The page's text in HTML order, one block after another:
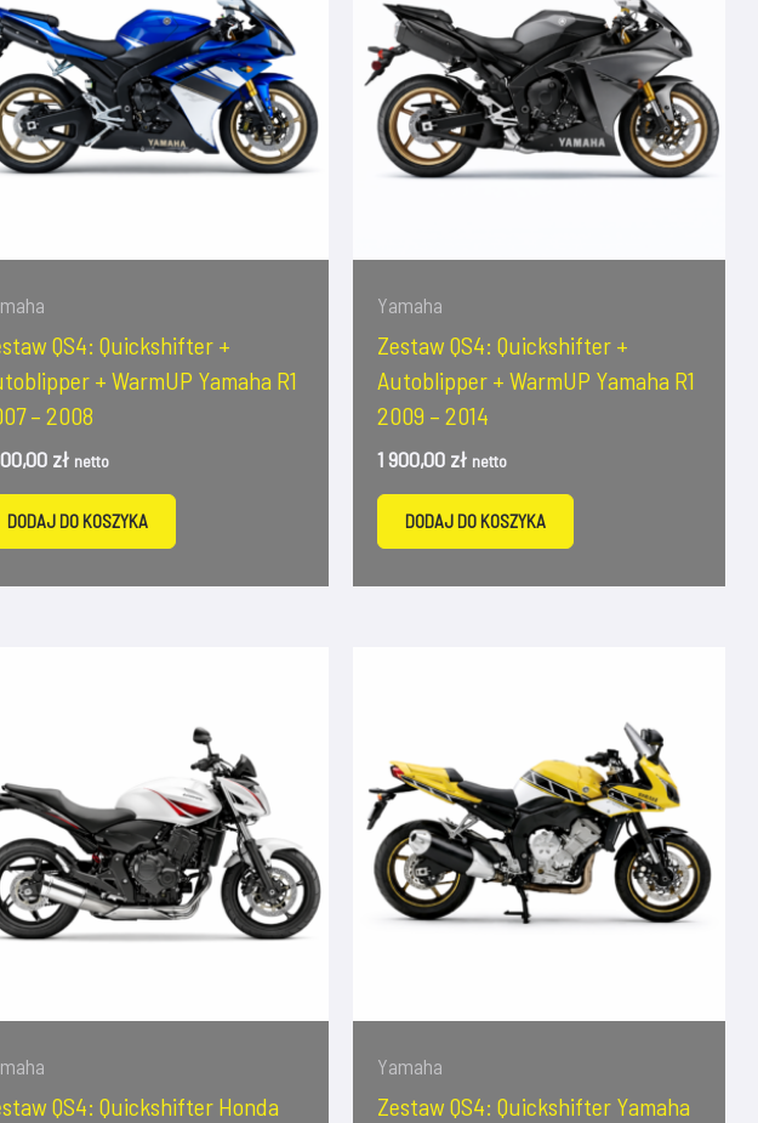
QS4: Quickshifter +
+ WarmUP Yamaha R1
– 2008
zł netto
DODAJ DO KOSZYKA
Yamaha
Zestaw QS4: Quickshifter +
Autoblipper + WarmUP Yamaha R1
2009 – 2014
1 900,00 zł netto
DODAJ DO KOSZYKA
QS4: Quickshifter Honda
Yamaha
Zestaw QS4: Quickshifter Yamaha